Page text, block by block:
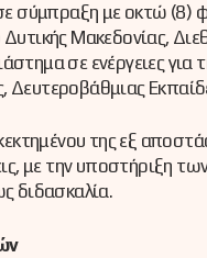
σύμπραξη με οκτώ (8)
Μακεδονίας,
σε ενέργειες
της εξ
με την υποστήριξη
διδασκαλία.